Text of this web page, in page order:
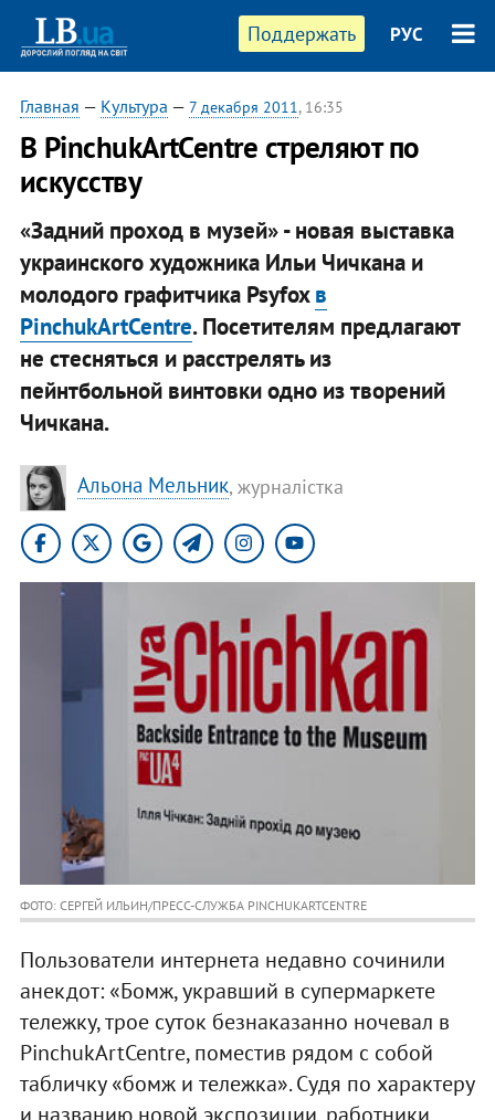
Поддержать РУС
Главная — Культура — 7 декабря 2011, 16:35
В PinchukArtCentre стреляют по
искусству
«Задний проход в музей» - новая выставка
украинского художника Ильи Чичкана и
молодого графитчика Psyfoxв
PinchukArtCentre. Посетителям предлагают
не стесняться и расстрелять из
пейнтбольной винтовки одно из творений
Чичкана.
Альона Мельник, журналістка
ФОТО: СЕРГЕЙ ИЛЬИН/ПРЕСС-СЛУЖБА PINCHUKARTCENTRE
Пользователи интернета недавно сочинили
анекдот: «Бомж, укравший в супермаркете
тележку, трое суток безнаказанно ночевал в
PinchukArtCentre, поместив рядом с собой
табличку «бомж и тележка». Судя по характеру